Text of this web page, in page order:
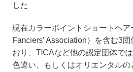
した
現在カラーポイントショートヘ
Fanciers’ Association）を含む3
おり、TICAなど他の認定団体で
色違い、もしくはオリエンタルの